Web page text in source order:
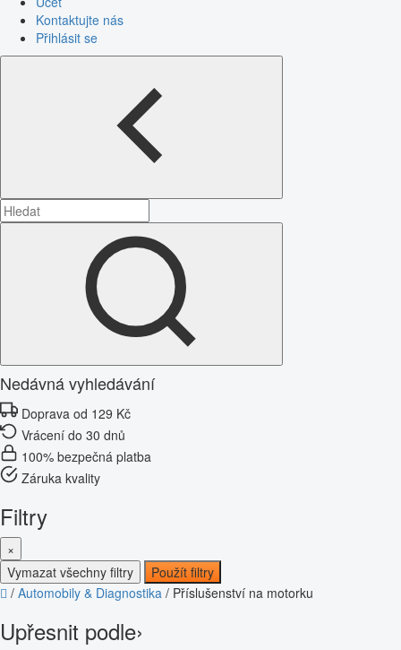
Kontaktujte nás
Přihlásit se
Nedávná vyhledávání
Doprava od 129 Kč
Vrácení do 30 dnů
100% bezpečná platba
Záruka kvality
Filtry
×
Vymazat všechny filtry
Použít filtry
/ Automobily & Diagnostika / Příslušenství na motorku
Upřesnit podle›